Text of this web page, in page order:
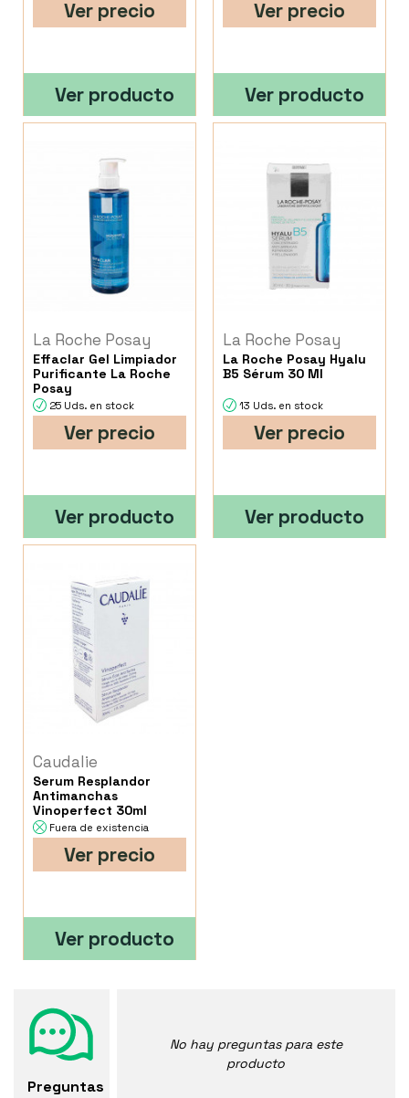
Ver precio
Ver producto
Ver precio
Ver producto
La Roche Posay
Effaclar Gel Limpiador
Purificante La Roche
Posay
25 Uds. en stock
Ver precio
Ver producto
La Roche Posay
La Roche Posay Hyalu
B5 Sérum 30 Ml
13 Uds. en stock
Ver precio
Ver producto
Caudalie
Serum Resplandor
Antimanchas
Vinoperfect 30ml
Fuera de existencia
Ver precio
Ver producto
Preguntas
No hay preguntas para este
producto